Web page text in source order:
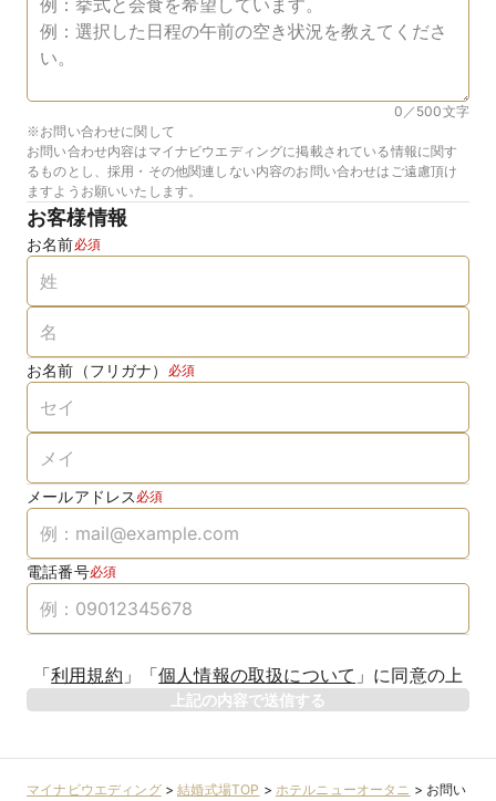
0／500文字
※お問い合わせに関して
お問い合わせ内容はマイナビウエディングに掲載されている情報に関す
るものとし、採用・その他関連しない内容のお問い合わせはご遠慮頂け
ますようお願いいたします。
お客様情報
お名前必須
お名前（フリガナ） 必須
メールアドレス 必須
電話番号必須
「利用規約 」 「個人情報の取扱について 」 に同意の上
上記の内容で送信する
マイナビウエディング>結婚式場TOP > ホテルニューオータニ > お問い